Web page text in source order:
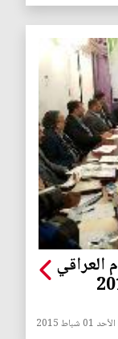
العراقي
الأحد 01 شباط 2015